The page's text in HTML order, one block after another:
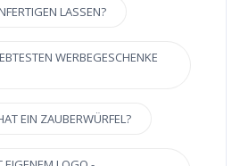
LASSEN?
WERBEGESCHENKE
EIN ZAUBERWÜRFEL?